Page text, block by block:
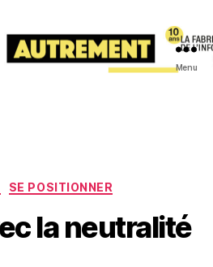
Menu
Catégories
SE POSITIONNER
la neutralité